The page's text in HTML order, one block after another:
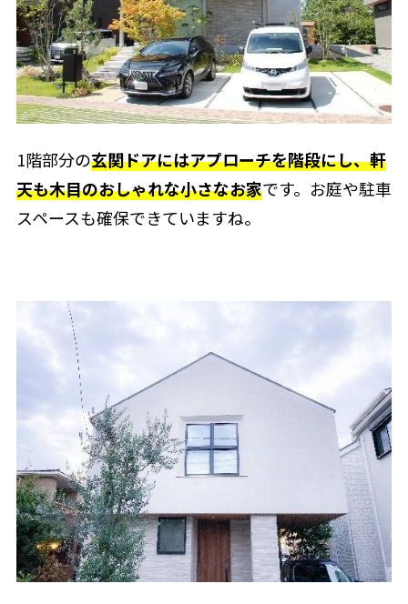
1階部分の玄関ドアにはアプローチを階段にし、軒
天も木目のおしゃれな小さなお家です。お庭や駐車
スペースも確保できていますね。